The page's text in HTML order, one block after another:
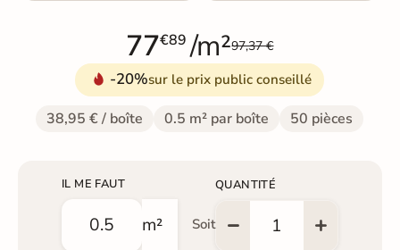
77€89 /m²97,37 €
-20%sur le prix public conseillé
38,95 € / boîte 0.5 m² par boîte 50 pièces
IL ME FAUT
m² Soit
QUANTITÉ